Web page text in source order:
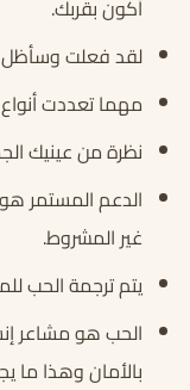
أكون بقربك.
لقد فعلت
مهما تعددت
نظرة من عينيك
الدعم المستمر
غير المشروط.
يتم ترجمة الحب
الحب هو مشاعر
بالأمان وهذا ما